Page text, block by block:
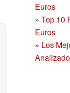
Euros
» Top 10
Euros
» Los